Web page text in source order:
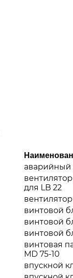
аварийный
для LB 22
вентилятор
винтовой
винтовой
винтовой
винтовая
MD 75-10
впускной